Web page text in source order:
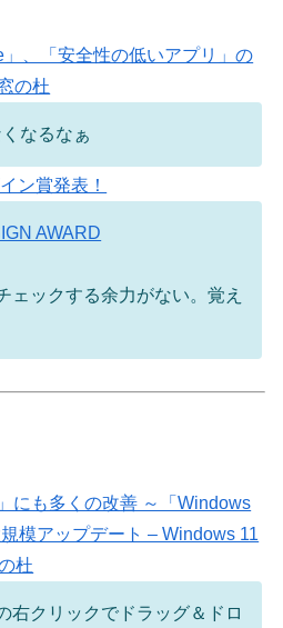
」、「安全性の低いアプリ」の
の杜
なるなぁ
ン賞発表！
AWARD
ェックする余力がない。覚え
にも多くの改善 ～「Windows
模アップデート – Windows 11
杜
右クリックでドラッグ＆ドロ